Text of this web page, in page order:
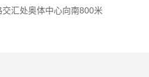
汇处奥体中心向南800米